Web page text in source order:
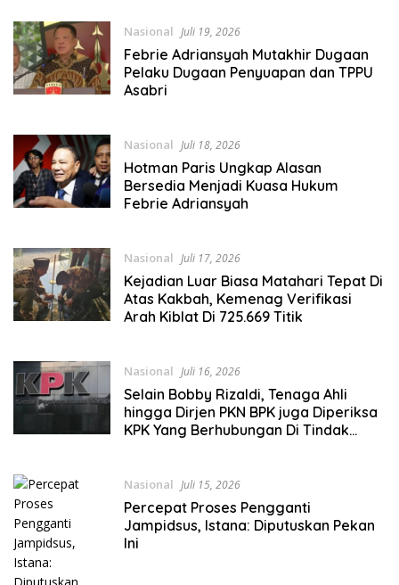
Nasional Juli 19, 2026
Febrie Adriansyah Mutakhir Dugaan
Pelaku Dugaan Penyuapan dan TPPU
Asabri
Nasional Juli 18, 2026
Hotman Paris Ungkap Alasan
Bersedia Menjadi Kuasa Hukum
Febrie Adriansyah
Nasional Juli 17, 2026
Kejadian Luar Biasa Matahari Tepat Di
Atas Kakbah, Kemenag Verifikasi
Arah Kiblat Di 725.669 Titik
Nasional Juli 16, 2026
Selain Bobby Rizaldi, Tenaga Ahli
hingga Dirjen PKN BPK juga Diperiksa
KPK Yang Berhubungan Di Tindak
Nasional Juli 15, 2026
Percepat Proses Pengganti
Jampidsus, Istana: Diputuskan Pekan
Ini